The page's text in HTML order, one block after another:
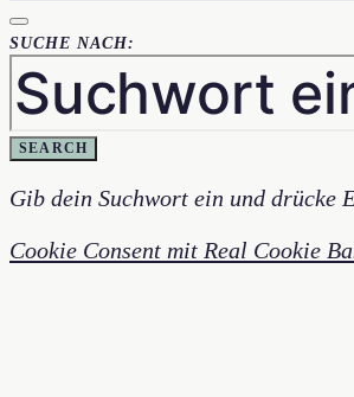
SUCHE NACH:
SEARCH
Gib dein Suchwort ein und drücke
Cookie Consent mit Real Cookie